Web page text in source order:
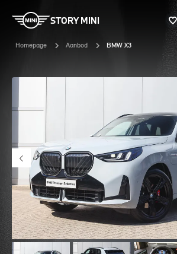
STORY MINI
Homepage Aanbod BMW X3